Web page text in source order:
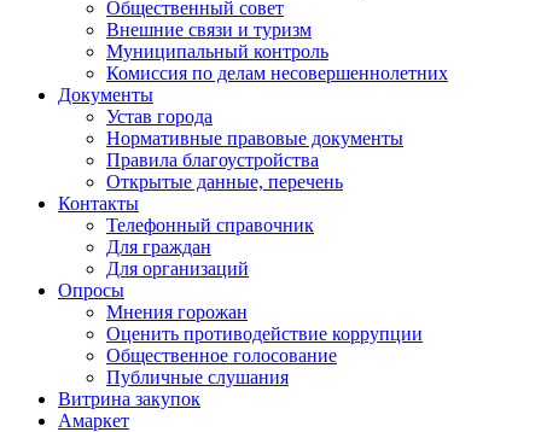
Общественный совет
Внешние связи и туризм
Муниципальный контроль
Комиссия по делам несовершеннолетних
Документы
Устав города
Нормативные правовые документы
Правила благоустройства
Открытые данные, перечень
Контакты
Телефонный справочник
Для граждан
Для организаций
Опросы
Мнения горожан
Оценить противодействие коррупции
Общественное голосование
Публичные слушания
Витрина закупок
Амаркет